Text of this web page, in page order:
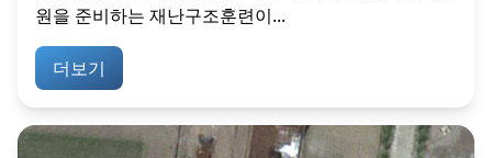
원을 준비하는 재난구조훈련이...
더보기